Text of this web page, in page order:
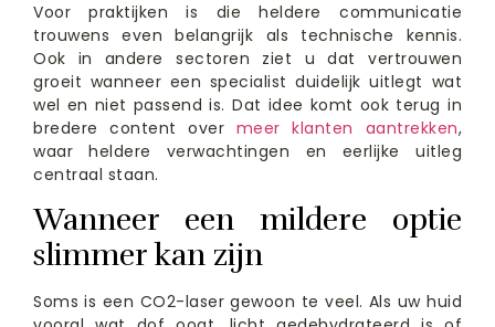
Voor praktijken is die heldere communicatie
trouwens even belangrijk als technische kennis.
Ook in andere sectoren ziet u dat vertrouwen
groeit wanneer een specialist duidelijk uitlegt wat
wel en niet passend is. Dat idee komt ook terug in
bredere content over meer klanten aantrekken,
waar heldere verwachtingen en eerlijke uitleg
centraal staan.
Wanneer een mildere optie
slimmer kan zijn
Soms is een CO2-laser gewoon te veel. Als uw huid